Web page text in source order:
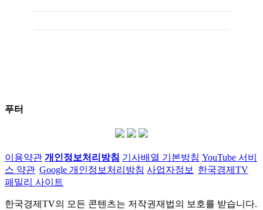
푸터
이용약관 개인정보처리방침 기사배열 기본방침 YouTube 서비
스 약관 Google 개인정보처리방침 사업자정보
한국경제TV
패밀리 사이트
한국경제TV의 모든 콘텐츠는 저작권재법의 보호를 받습니다.